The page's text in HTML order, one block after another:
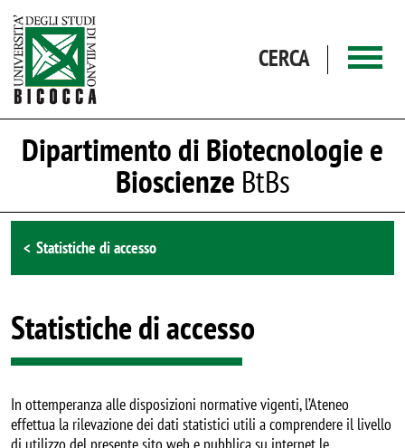
CERCA
Dipartimento di Biotecnologie e
Bioscienze BtBs
Browse the section
Statistiche di accesso
Statistiche di accesso
In ottemperanza alle disposizioni normative vigenti, l’Ateneo
effettua la rilevazione dei dati statistici utili a comprendere il livello